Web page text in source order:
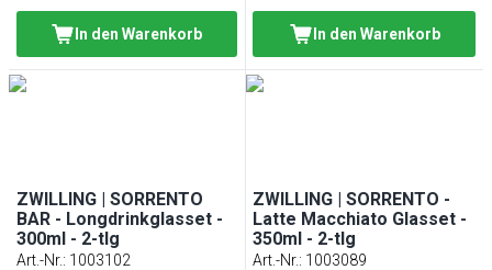
In den Warenkorb In den Warenkorb
ZWILLING | SORRENTO
BAR - Longdrinkglasset -
300ml - 2-tlg
Art.-Nr.: 1003102
ZWILLING | SORRENTO -
Latte Macchiato Glasset -
350ml - 2-tlg
Art.-Nr.: 1003089